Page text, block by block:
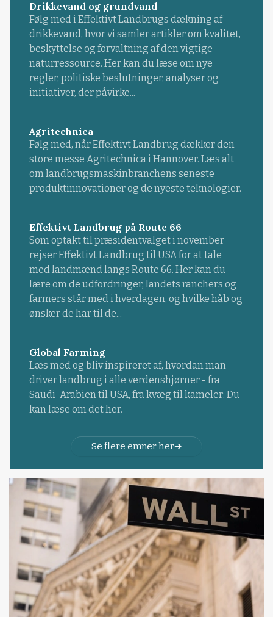
Drikkevand og grundvand
Følg med i Effektivt Landbrugs dækning af
drikkevand, hvor vi samler artikler om kvalitet,
beskyttelse og forvaltning af den vigtige
naturressource. Her kan du læse om nye
regler, politiske beslutninger, analyser og
initiativer, der påvirke...
Agritechnica
Følg med, når Effektivt Landbrug dækker den
store messe Agritechnica i Hannover. Læs alt
om landbrugsmaskinbranchens seneste
produktinnovationer og de nyeste teknologier.
Effektivt Landbrug på Route 66
Som optakt til præsidentvalget i november
rejser Effektivt Landbrug til USA for at tale
med landmænd langs Route 66. Her kan du
lære om de udfordringer, landets ranchers og
farmers står med i hverdagen, og hvilke håb og
ønsker de har til de...
Global Farming
Læs med og bliv inspireret af, hvordan man
driver landbrug i alle verdenshjørner - fra
Saudi-Arabien til USA, fra kvæg til kameler: Du
kan læse om det her.
Se flere emner her